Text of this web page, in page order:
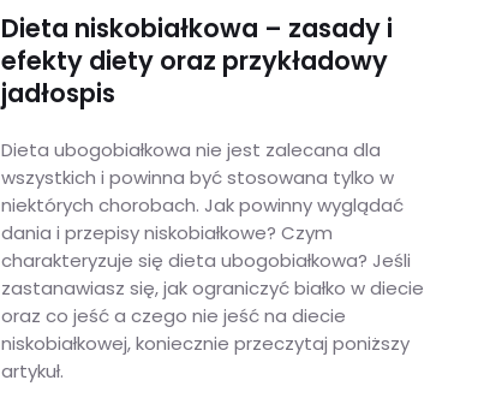
Dieta niskobiałkowa – zasady i
efekty diety oraz przykładowy
jadłospis
Dieta ubogobiałkowa nie jest zalecana dla
wszystkich i powinna być stosowana tylko w
niektórych chorobach. Jak powinny wyglądać
dania i przepisy niskobiałkowe? Czym
charakteryzuje się dieta ubogobiałkowa? Jeśli
zastanawiasz się, jak ograniczyć białko w diecie
oraz co jeść a czego nie jeść na diecie
niskobiałkowej, koniecznie przeczytaj poniższy
artykuł.